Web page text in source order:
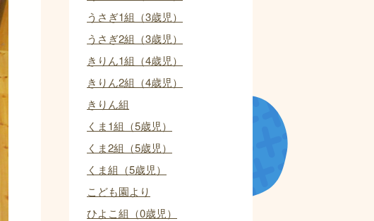
うさぎ1組（3歳児）
うさぎ2組（3歳児）
きりん1組（4歳児）
きりん2組（4歳児）
きりん組
くま1組（5歳児）
くま2組（5歳児）
くま組（5歳児）
こども園より
ひよこ組（0歳児）